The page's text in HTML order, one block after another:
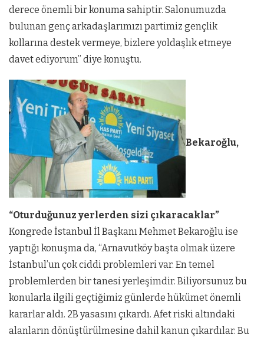
derece önemli bir konuma sahiptir. Salonumuzda
bulunan genç arkadaşlarımızı partimiz gençlik
kollarına destek vermeye, bizlere yoldaşlık etmeye
davet ediyorum” diye konuştu.
Bekaroğlu,
“Oturduğunuz yerlerden sizi çıkaracaklar”
Kongrede İstanbul İl Başkanı Mehmet Bekaroğlu ise
yaptığı konuşma da, “Arnavutköy başta olmak üzere
İstanbul’un çok ciddi problemleri var. En temel
problemlerden bir tanesi yerleşimdir. Biliyorsunuz bu
konularla ilgili geçtiğimiz günlerde hükümet önemli
kararlar aldı. 2B yasasını çıkardı. Afet riski altındaki
alanların dönüştürülmesine dahil kanun çıkardılar. Bu